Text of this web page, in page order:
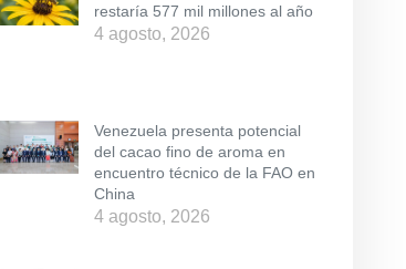
restaría 577 mil millones al año
4 agosto, 2026
Venezuela presenta potencial
del cacao fino de aroma en
encuentro técnico de la FAO en
China
4 agosto, 2026